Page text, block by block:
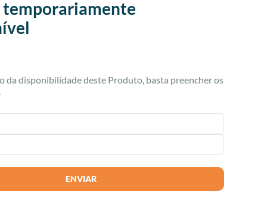
da disponibilidade deste Produto, basta preencher os
ENVIAR